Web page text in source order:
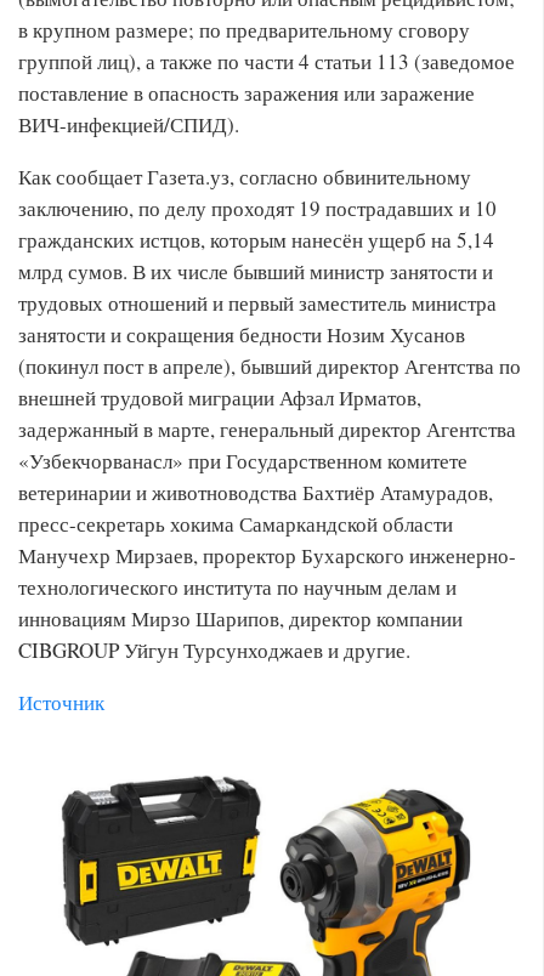
в крупном размере; по предварительному сговору
группой лиц), а также по части 4 статьи 113 (заведомое
поставление в опасность заражения или заражение
ВИЧ-инфекцией/СПИД).
Как сообщает Газета.уз, согласно обвинительному
заключению, по делу проходят 19 пострадавших и 10
гражданских истцов, которым нанесён ущерб на 5,14
млрд сумов. В их числе бывший министр занятости и
трудовых отношений и первый заместитель министра
занятости и сокращения бедности Нозим Хусанов
(покинул пост в апреле), бывший директор Агентства по
внешней трудовой миграции Афзал Ирматов,
задержанный в марте, генеральный директор Агентства
«Узбекчорванасл» при Государственном комитете
ветеринарии и животноводства Бахтиёр Атамурадов,
пресс-секретарь хокима Самаркандской области
Манучехр Мирзаев, проректор Бухарского инженерно-
технологического института по научным делам и
инновациям Мирзо Шарипов, директор компании
CIBGROUP Уйгун Турсунходжаев и другие.
Источник